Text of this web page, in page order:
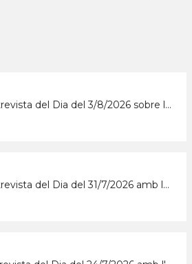
#1463 - L'Entrevista del Dia del 3/8/2026 sobre la Copa d'Espanya de Superenduro a Abrera
#1462 - L'Entrevista del Dia del 31/7/2026 amb la coordinadora i els participants del grup de grans del Casal d'Estiu Municipal de 2026